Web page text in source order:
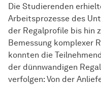
Die Studierenden
Arbeitsprozesse des
der Regalprofile bis hin
Bemessung komplexer
konnten die
der dünnwandigen
verfolgen: Von der